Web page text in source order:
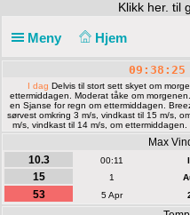
Klikk her. til
Meny Hjem
09:38:26
I dag Delvis til stort sett skyet om
ettermiddagen. Moderat tåke om
en Sjanse for regn om ettermiddagen.
sørvest omkring 3 m/s, vindkast til 15 m/s,
m/s, vindkast til 14 m/s, om
Max
10.3
00:11
15
1
53
5 Apr